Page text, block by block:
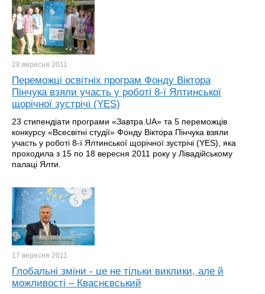
28 вересня 2011
Переможці освітніх програм Фонду Віктора
Пінчука взяли участь у роботі 8-ї Ялтинської
щорічної зустрічі (YES)
23 стипендіати програми «Завтра.UA» та 5 переможців
конкурсу «Всесвітні студії» Фонду Віктора Пінчука взяли
участь у роботі 8-ї Ялтинської щорічної зустрічі (YES), яка
проходила з 15 по 18 вересня 2011 року у Лівадійському
палаці Ялти.
17 вересня 2011
Глобальні зміни - це не тільки виклики, але й
можливості – Кваснєвський